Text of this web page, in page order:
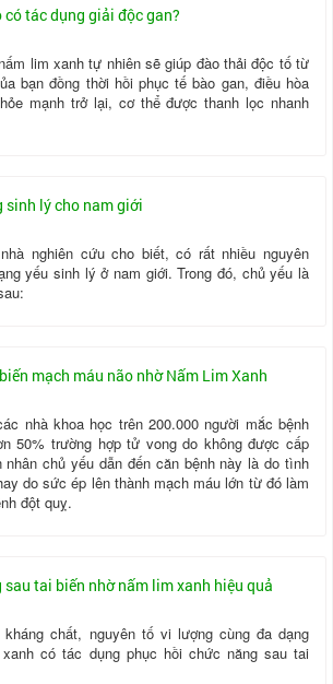
tác dụng giải độc gan?
lim xanh tự nhiên sẽ giúp đào thải độc tố từ
bạn đồng thời hồi phục tế bào gan, điều hòa
mạnh trở lại, cơ thể được thanh lọc nhanh
sinh lý cho nam giới
nghiên cứu cho biết, có rất nhiều nguyên
yếu sinh lý ở nam giới. Trong đó, chủ yếu là
mạch máu não nhờ Nấm Lim Xanh
nhà khoa học trên 200.000 người mắc bệnh
50% trường hợp tử vong do không được cấp
chủ yếu dẫn đến căn bệnh này là do tình
do sức ép lên thành mạch máu lớn từ đó làm
đột quỵ.
sau tai biến nhờ nấm lim xanh hiệu quả
chất, nguyên tố vi lượng cùng đa dạng
có tác dụng phục hồi chức năng sau tai